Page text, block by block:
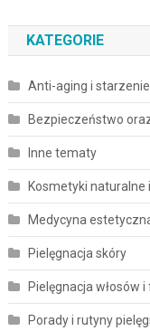
KATEGORIE
Anti-aging i
Bezpieczeństwo
Inne tematy
Kosmetyki naturalne
Medycyna
Pielęgnacja skóry
Pielęgnacja włosów
Porady i rutyny